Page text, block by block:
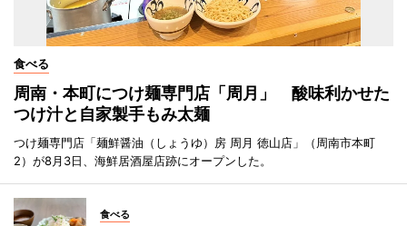
食べる
周南・本町につけ麺専門店「周月」 酸味利かせた
つけ汁と自家製手もみ太麺
つけ麺専門店「麺鮮醤油（しょうゆ）房 周月 徳山店」（周南市本町
2）が8月3日、海鮮居酒屋店跡にオープンした。
食べる